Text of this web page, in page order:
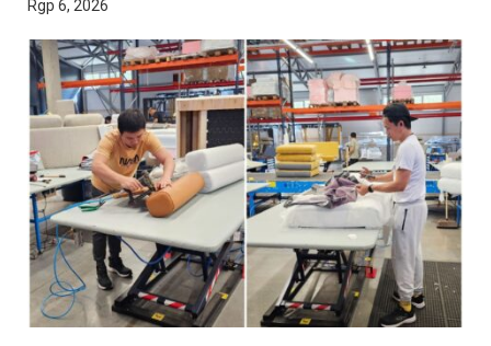
Rgp 6, 2026